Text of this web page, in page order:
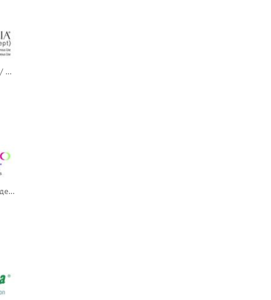
Orencia / Оренсиа / Оренсия (абатацепт)
Sotyktu / Сотикту (деукравацитиниб)